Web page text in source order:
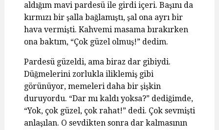
aldığım mavi pardesü ile girdi içeri. Başını da
kırmızı bir şalla bağlamıştı, şal ona ayrı bir
hava vermişti. Kahvemi masama bırakırken
ona baktım, “Çok güzel olmuş!” dedim.
Pardesü güzeldi, ama biraz dar gibiydi.
Düğmelerini zorlukla iliklemiş gibi
görünüyor, memeleri daha bir şişkin
duruyordu. “Dar mı kaldı yoksa?” dediğimde,
“Yok, çok güzel, çok rahat!” dedi. Çok sevmişti
anlaşılan. O sevdikten sonra dar kalmasının